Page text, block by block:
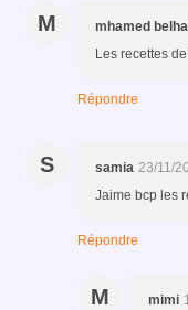
M mhamed
Les recettes
Répondre
S samia 23/11/
Jaime bcp les
Répondre
M mimi